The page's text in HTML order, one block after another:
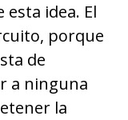
idea. El
porque
de
a ninguna
la